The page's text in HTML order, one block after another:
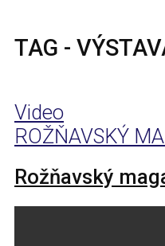
TAG -
Video
ROŽŇAVSKÝ
Rožňavský